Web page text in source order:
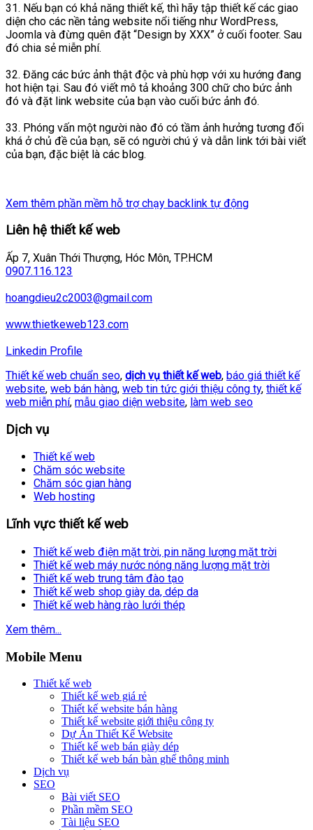
31. Nếu bạn có khả năng thiết kế, thì hãy tập thiết kế các giao
diện cho các nền tảng website nổi tiếng như WordPress,
Joomla và đừng quên đặt “Design by XXX” ở cuối footer. Sau
đó chia sẻ miễn phí.
32. Đăng các bức ảnh thật độc và phù hợp với xu hướng đang
hot hiện tại. Sau đó viết mô tả khoảng 300 chữ cho bức ảnh
đó và đặt link website của bạn vào cuối bức ảnh đó.
33. Phóng vấn một người nào đó có tầm ảnh hưởng tương đối
khá ở chủ đề của bạn, sẽ có người chú ý và dẫn link tới bài viết
của bạn, đặc biệt là các blog.
Xem thêm phần mềm hỗ trợ chạy backlink tự động
Liên hệ thiết kế web
Ấp 7, Xuân Thới Thượng, Hóc Môn, TP.HCM
0907.116.123
hoangdieu2c2003@gmail.com
www.thietkeweb123.com
Linkedin Profile
Thiết kế web chuẩn seo, dịch vụ thiết kế web, báo giá thiết kế
website, web bán hàng, web tin tức giới thiệu công ty, thiết kế
web miễn phí, mẫu giao diện website, làm web seo
Dịch vụ
Thiết kế web
Chăm sóc website
Chăm sóc gian hàng
Web hosting
Lĩnh vực thiết kế web
Thiết kế web điện mặt trời, pin năng lượng mặt trời
Thiết kế web máy nước nóng năng lượng mặt trời
Thiết kế web trung tâm đào tạo
Thiết kế web shop giày da, dép da
Thiết kế web hàng rào lưới thép
Xem thêm...
Mobile Menu
Thiết kế web
Thiết kế web giá rẻ
Thiết kế website bán hàng
Thiết kế website giới thiệu công ty
Dự Án Thiết Kế Website
Thiết kế web bán giày dép
Thiết kế web bán bàn ghế thông minh
Dịch vụ
SEO
Bài viết SEO
Phần mềm SEO
Tài liệu SEO